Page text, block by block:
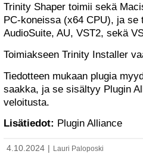
Trinity Shaper toimii sekä
PC-koneissa (x64 CPU), ja
AudioSuite, AU, VST2, sekä
Toimiakseen Trinity Installer
Tiedotteen mukaan plugia
saakka, ja se sisältyy Plugin
veloitusta.
Lisätiedot: Plugin Alliance
4.10.2024 Lauri Paloposki